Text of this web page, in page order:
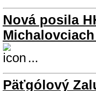
Nová posila
...
Päťgólový